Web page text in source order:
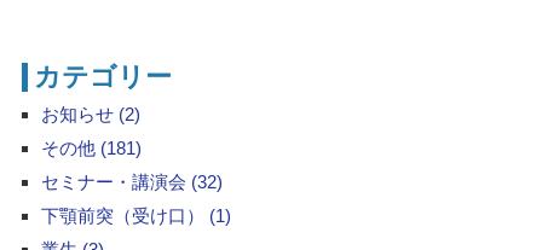
カテゴリー
お知らせ (2)
その他 (181)
セミナー・講演会 (32)
下顎前突（受け口） (1)